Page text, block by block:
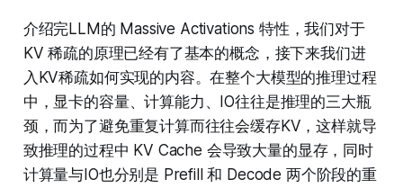
介绍完LLM的 Massive Activations 特性，我们对于
KV 稀疏的原理已经有了基本的概念，接下来我们进
入KV稀疏如何实现的内容。在整个大模型的推理过程
中，显卡的容量、计算能力、IO往往是推理的三大瓶
颈，而为了避免重复计算而往往会缓存KV，这样就导
致推理的过程中 KV Cache 会导致大量的显存，同时
计算量与IO也分别是 Prefill 和 Decode 两个阶段的重